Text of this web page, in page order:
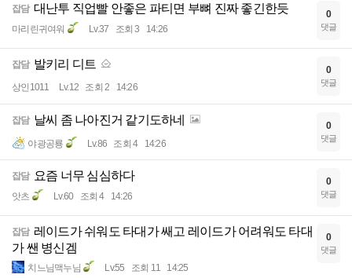
잡담 대난투 직업빨 안좋은 파티면 부뼈 진짜 좋긴한듯
마리린귀여워 Lv.37 조회 3 14:26
0
댓글
잡담 발키리 디트
상인1011 Lv.12 조회 2 14:26
0
댓글
잡담 날씨 좀 나아진거 같기도하네
야광공룡 Lv.86 조회 4 14:26
0
댓글
잡담 요즘 너무 심심하다
앗츠 Lv.60 조회 4 14:26
0
댓글
잡담 레이드가 쉬워도 타대가 쌔고 레이드가 어려워도 타대
가 쌘 병신겜
치느님맥누님 Lv.55 조회 11 14:25
0
댓글